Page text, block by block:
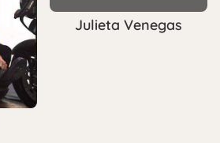
Julieta Venegas